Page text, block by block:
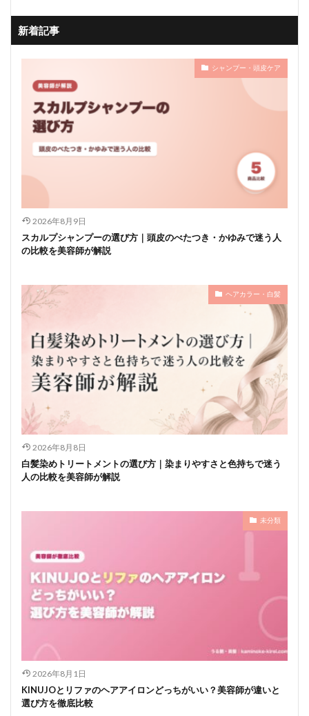
新着記事
シャンプー・頭皮ケア
2026年8月9日
スカルプシャンプーの選び方｜頭皮のべたつき・かゆみで迷う人
の比較を美容師が解説
ヘアカラー・白髪
2026年8月8日
白髪染めトリートメントの選び方｜染まりやすさと色持ちで迷う
人の比較を美容師が解説
未分類
2026年8月1日
KINUJOとリファのヘアアイロンどっちがいい？美容師が違いと
選び方を徹底比較